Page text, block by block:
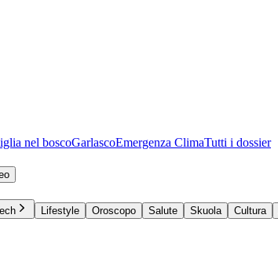
nel boscoGarlascoEmergenza ClimaTutti i dossier
Lifestyle Oroscopo Salute Skuola Cultura